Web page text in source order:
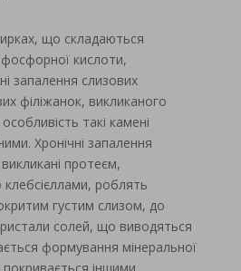
що складаються
кислоти,
запалення слизових
філіжанок, викликаного
такі камені
Хронічні запалення
протеєм,
роблять
густим слизом, до
солей, що виводяться
формування мінеральної